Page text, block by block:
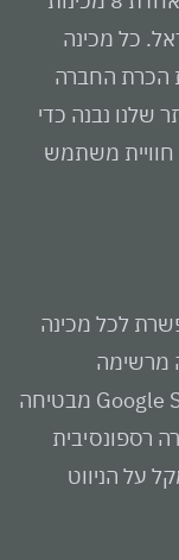
כל מכינה
הכרת החברה
שלנו נבנה כדי
חוויית משתמש
לכל מכינה
מרשימה
ומזמינה. אינטגרציה חדשנית עם Google Sheets מבטיחה
רספונסיבית
על הניווט